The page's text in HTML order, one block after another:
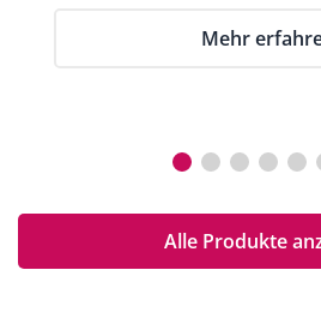
Mehr
Alle Produkte